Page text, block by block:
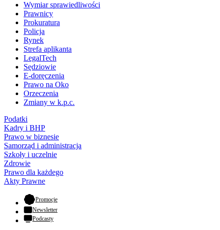
Wymiar sprawiedliwości
Prawnicy
Prokuratura
Policja
Rynek
Strefa aplikanta
LegalTech
Sędziowie
E-doręczenia
Prawo na Oko
Orzeczenia
Zmiany w k.p.c.
Podatki
Kadry i BHP
Prawo w biznesie
Samorząd i administracja
Szkoły i uczelnie
Zdrowie
Prawo dla każdego
Akty Prawne
Promocje- otwiera się w nowej karcie
Newsletter
Podcasty